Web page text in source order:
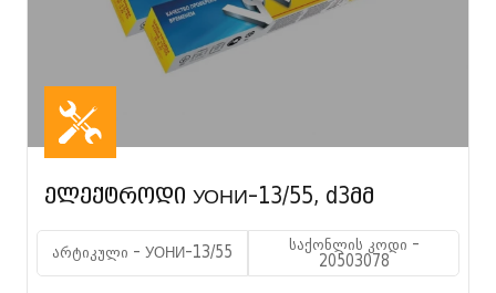
ელექტროდი УОНИ-13/55, d3მმ
არტიკული - УОНИ-13/55
საქონლის კოდი -
20503078